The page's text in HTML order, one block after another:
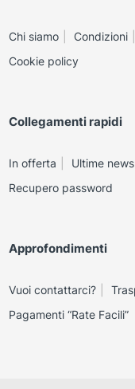
Chi siamo Condizioni
Cookie policy
Collegamenti rapidi
In offerta Ultime news
Recupero password
Approfondimenti
Vuoi contattarci?
Pagamenti “Rate Facili”